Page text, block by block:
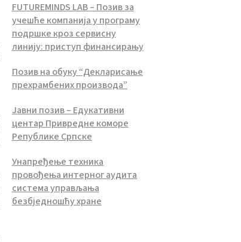
FUTUREMINDS LAB – Позив за
учешће компанија у програму
подршке кроз сервисну
линију: приступ финансирању
Позив на обуку “Декларисање
прехрамбених производа”
Јавни позив – Едукативни
центар Привредне коморе
Републике Српске
Унапређење техника
провођења интерног аудита
система управљања
безбједношћу хране